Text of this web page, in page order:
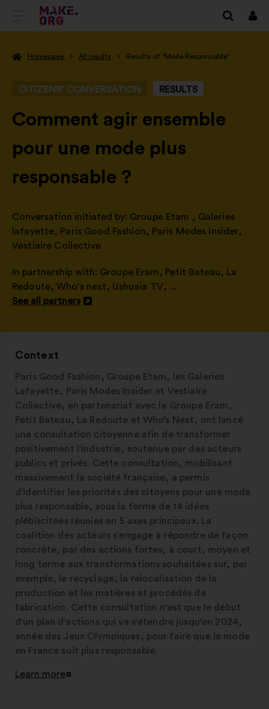
GO
THE
MAKE.ORG
WEBSITE
Log
in
Homepage All results Results of "Mode Responsable"
CITIZENS’ CONVERSATION RESULTS
-
Comment agir ensemble
pour une mode plus
responsable ?
Conversation initiated by: Groupe Etam , Galeries
lafayette, Paris Good Fashion, Paris Modes Insider,
Vestiaire Collective
In partnership with: Groupe Eram , Petit Bateau, La
Redoute, Who's next, Ushuaia TV, ...
See all partners
Open
new
Context
Paris Good Fashion, Groupe Etam, les Galeries
Lafayette, Paris Modes Insider et Vestiaire
Collective, en partenariat avec le Groupe Eram,
Petit Bateau, La Redoute et Who’s Next, ont lancé
une consultation citoyenne afin de transformer
positivement l'industrie, soutenue par des acteurs
publics et privés. Cette consultation, mobilisant
massivement la société française, a permis
d'identifier les priorités des citoyens pour une mode
plus responsable, sous la forme de 14 idées
plébiscitées réunies en 5 axes principaux. La
coalition des acteurs s'engage à répondre de façon
concrète, par des actions fortes, à court, moyen et
long terme aux transformations souhaitées sur, par
exemple, le recyclage, la relocalisation de la
production et les matières et procédés de
fabrication. Cette consultation n'est que le début
d'un plan d'actions qui va s'étendre jusqu'en 2024,
année des Jeux Olympiques, pour faire que la mode
en France soit plus responsable.
Learn more
Open